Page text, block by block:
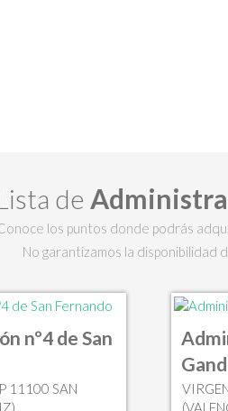
de
los puntos donde podrás
No garantizamos la disponibilidad
nº4 de San
11100 SAN